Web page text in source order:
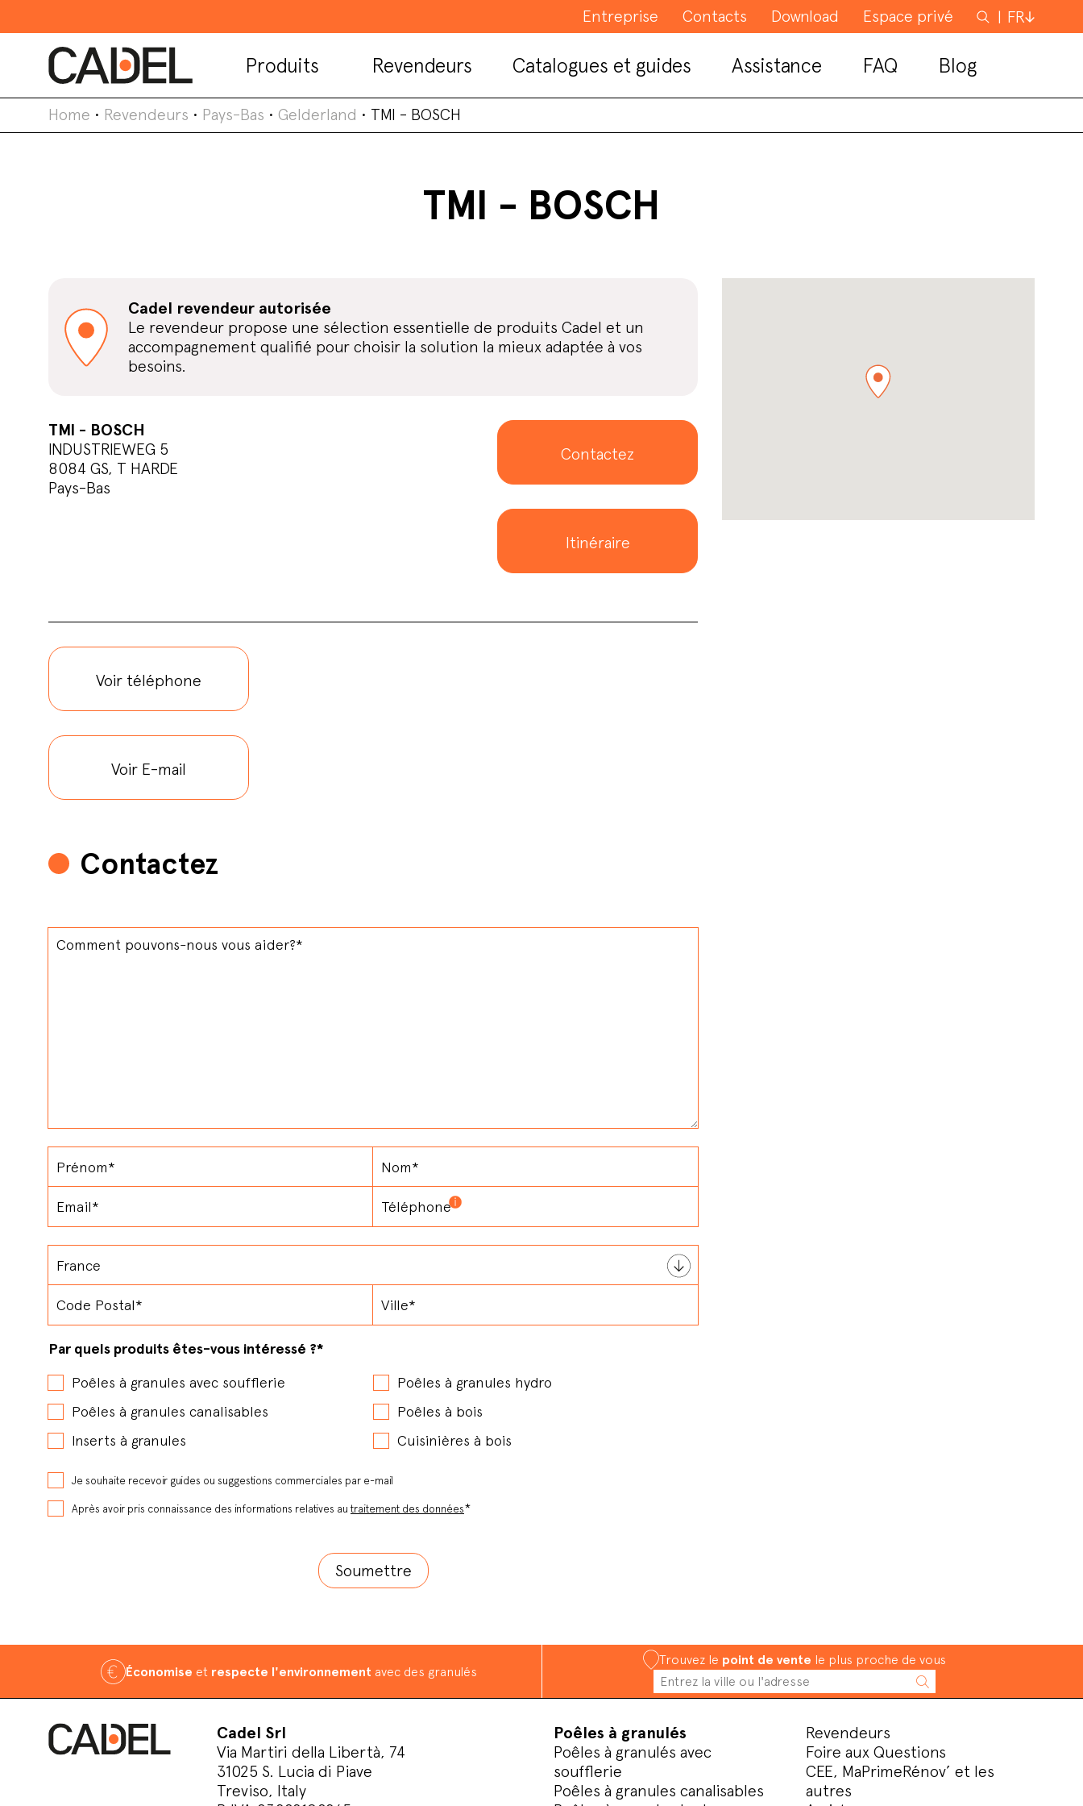
Entreprise Contacts Download Espace privé Rechercher
FR
Produits Revendeurs Catalogues et guides Assistance FAQ Blog
Home • Revendeurs • Pays-Bas • Gelderland • TMI - BOSCH
TMI - BOSCH
Cadel revendeur autorisée
Le revendeur propose une sélection essentielle de produits Cadel et un
accompagnement qualifié pour choisir la solution la mieux adaptée à vos
besoins.
TMI - BOSCH
INDUSTRIEWEG 5
8084 GS, T HARDE
Pays-Bas
Contactez
Itinéraire
Voir téléphone
Voir E-mail
Contactez
Par quels produits êtes-vous intéressé ?*
Poêles à granules avec soufflerie
Poêles à granules hydro
Poêles à granules canalisables
Poêles à bois
Inserts à granules
Cuisinières à bois
Je souhaite recevoir guides ou suggestions commerciales par e-mail
Après avoir pris connaissance des informations relatives au traitement des données*
Économise et respecte l'environnement avec des granulés
Trouvez le point de vente le plus proche de vous
Cadel Srl
Via Martiri della Libertà, 74
31025 S. Lucia di Piave
Treviso, Italy
Poêles à granulés
Poêles à granulés avec
soufflerie
Poêles à granules canalisables
Revendeurs
Foire aux Questions
CEE, MaPrimeRénov’ et les
autres